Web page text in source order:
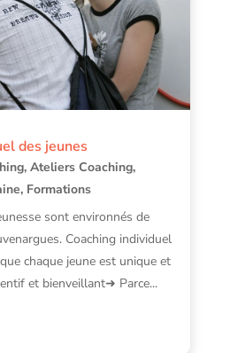
des jeunes
, Ateliers Coaching,
, Formations
sont environnés de
Coaching individuel
chaque jeune est unique et
et bienveillant➜ Parce...